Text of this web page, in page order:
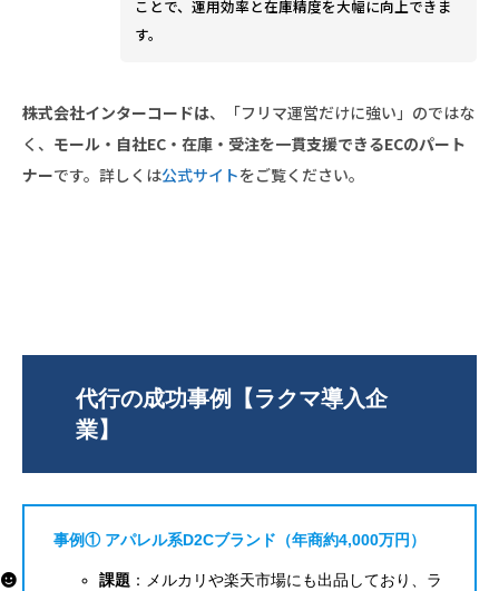
ことで、運用効率と在庫精度を大幅に向上できま
す。
株式会社インターコードは、「フリマ運営だけに強い」のではな
く、 モール・自社EC・在庫・受注を一貫支援できるECのパート
ナーです。詳しくは公式サイトをご覧ください。
代行の成功事例【ラクマ導入企
業】
事例① アパレル系D2Cブランド（年商約4,000万円）
課題 ：メルカリや楽天市場にも出品しており、ラ